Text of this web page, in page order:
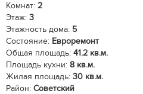
Комнат: 2
Этаж: 3
Этажность дома: 5
Состояние: Евроремонт
Общая площадь: 41.2 кв.м.
Площадь кухни: 8 кв.м.
Жилая площадь: 30 кв.м.
Район: Советский